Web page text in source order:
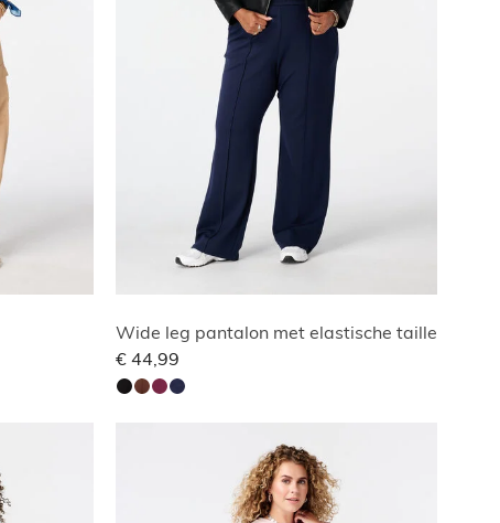
Wide leg pantalon met elastische taille
€ 44,99